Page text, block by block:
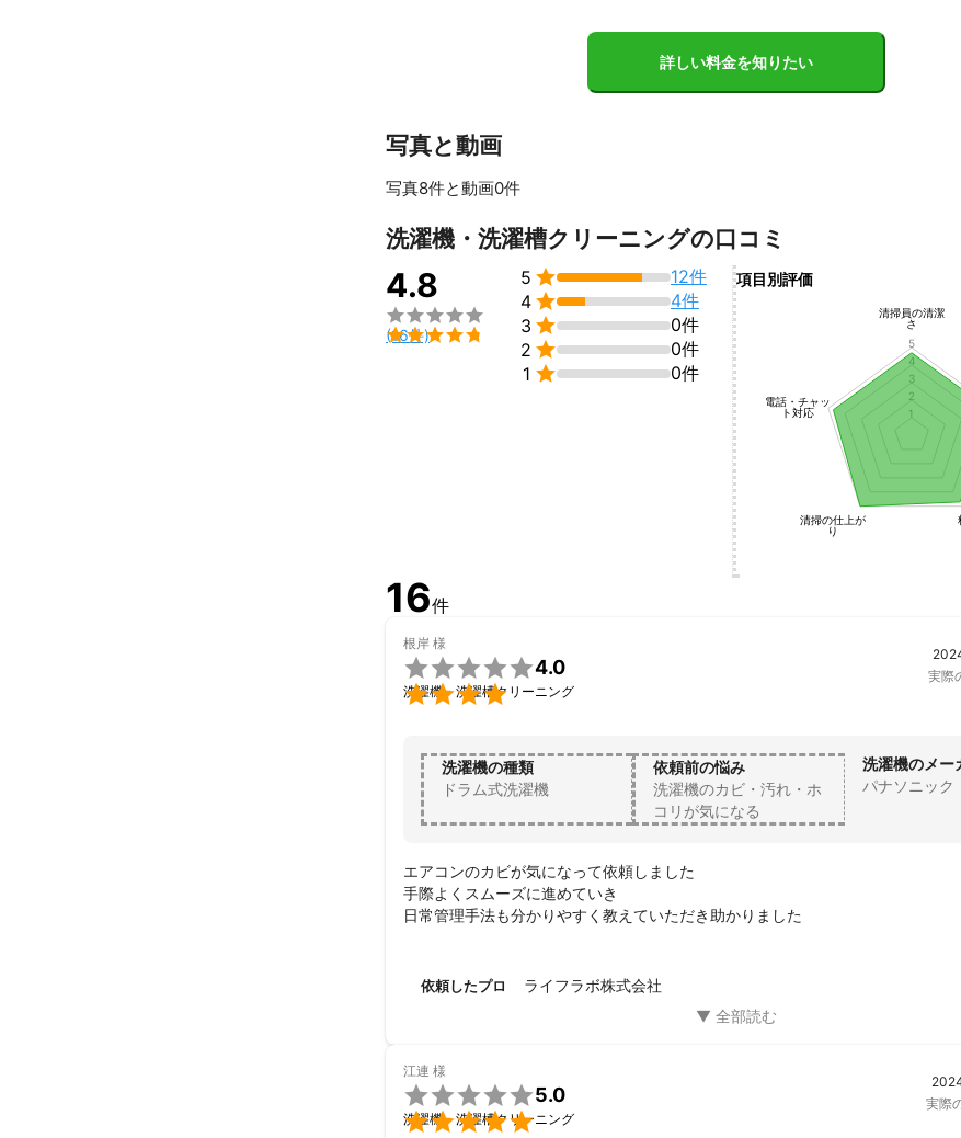
詳しい料金を知りたい
写真と動画
写真8件と動画0件
洗濯機・洗濯槽クリーニングの口コミ
4.8


(16件)
5 
12件
4 
4件
3 
0件
2 
0件
1  0件
項目別評価
清掃員の清潔
さ
清掃の仕上が
り
電話・チャッ
ト対応
1
2
3
4
5
16件
根岸 様


4.0
洗濯機・洗濯槽クリーニング
実際
洗濯機の種類
ドラム式洗濯機
依頼前の悩み
洗濯機のカビ・汚れ・ホ
コリが気になる
洗濯機のメー
パナソニック
エアコンのカビが気になって依頼しました
手際よくスムーズに進めていき
日常管理手法も分かりやすく教えていただき助かりました
依頼したプロ ライフラボ株式会社
江連 様


5.0
洗濯機・洗濯槽クリーニング
実際